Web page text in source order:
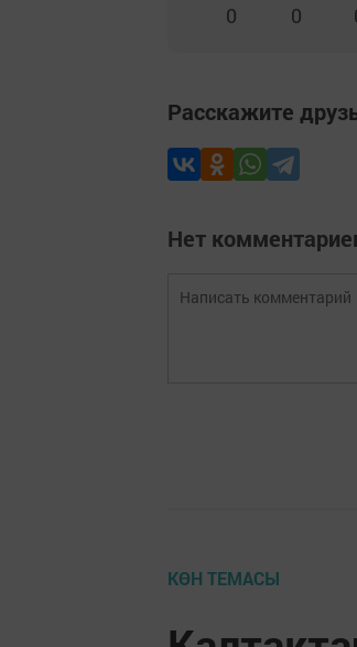
0 0
Расскажите
Нет
КӨН ТЕМАСЫ